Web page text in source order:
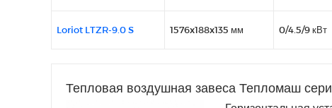
Loriot LTZR-9.0 S 1576x188x135 мм 0/4.5/9 кВт
Тепловая воздушная завеса Тепломаш